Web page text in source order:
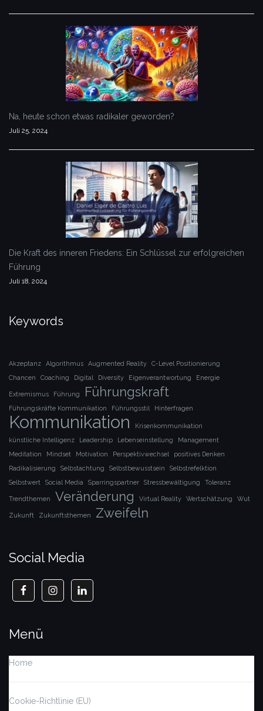
Na, heute schon etwas radikaler geworden?
Juli 25, 2024
Die Kraft des inneren Friedens: Ein Schlüssel zur erfolgreichen
Führung
Juli 18, 2024
Keywords
Akzeptanz Algorithmus Augmented Reality
C-Level Positionierung
Chancen
Coaching Digital Diversity Eigenverantwortung Energie
Extremismus Führung Führungskraft
Führungskräfte Kommunikation Führungsstil Hinterfragen
Kommunikation
Krisenkommunikation
künstliche Intelligenz
Leadership Lebenseinstellung
Management
Meditation
Mindset Motivation Perspektivwechsel
positives Denken
Radikalisierung
Selbstachtung Selbstbewusstsein
Selbstrefelktion
Selbstwert
Social Media Sparringspartner Stressbewältigung Toleranz
Trendthemen Veränderung Virtual Reality Wertschätzung Wut
Zukunft Zukunftsthemen Zweifeln
Social Media
Menü
Home
Cookie-Richtlinie (EU)